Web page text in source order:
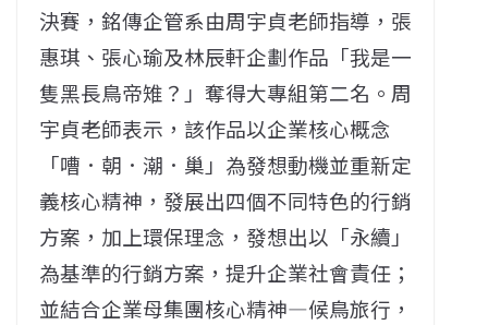
決賽，銘傳企管系由周宇貞老師指導，張
惠琪、張心瑜及林辰軒企劃作品「我是一
隻黑長鳥帝雉？」奪得大專組第二名。周
宇貞老師表示，該作品以企業核心概念
「嘈．朝．潮．巢」為發想動機並重新定
義核心精神，發展出四個不同特色的行銷
方案，加上環保理念，發想出以「永續」
為基準的行銷方案，提升企業社會責任；
並結合企業母集團核心精神—候鳥旅行，